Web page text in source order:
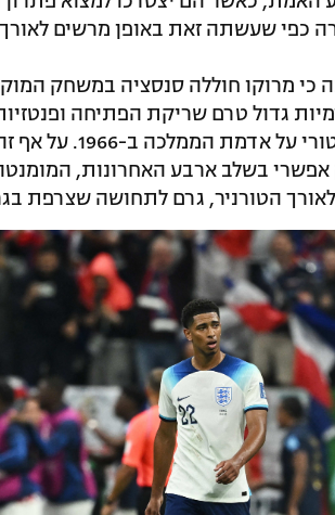
כפי שעשתה זאת באופן מרשים
כי מרוקו חוללה סנסציה במשחק
גדול טרם שריקת הפתיחה
ההיסטורי על
בשלב ארבע האחרונות,
הטורניר, גרם לתחושה שצרפת